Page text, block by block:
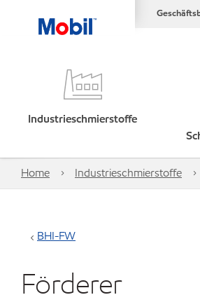
Industrieschmierstoffe
Home Industrieschmierstoffe
BHI-FW
Förderer